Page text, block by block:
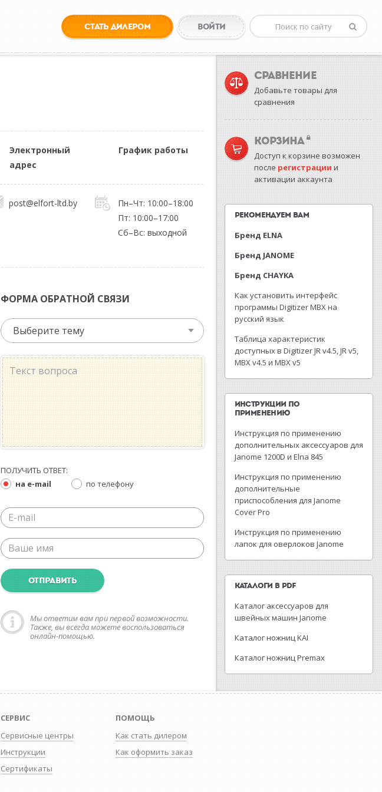
СТАТЬ ДИЛЕРОМ ВОЙТИ
СРАВНЕНИЕ
Добавьте товары для
сравнения
КОРЗИНА
Доступ к корзине возможен
после регистрации и
активации аккаунта
РЕКОМЕНДУЕМ ВАМ
Бренд ELNA
Бренд JANOME
Бренд CHAYKA
Как установить интерфейс
программы Digitizer MBX на
русский язык
Таблица характеристик
доступных в Digitizer JR v4.5, JR v5,
MBX v4.5 и MBX v5
ИНСТРУКЦИИ ПО
ПРИМЕНЕНИЮ
Инструкция по применению
дополнительных аксессуаров для
Janome 1200D и Elna 845
Инструкция по применению
дополнительные
приспособления для Janome
Cover Pro
Инструкция по применению
лапок для оверлоков Janome
КАТАЛОГИ В PDF
Каталог аксессуаров для
швейных машин Janome
Каталог ножниц KAI
Каталог ножниц Premax
Электронный
адрес
График работы
post@elfort-ltd.by
Пн–Чт: 10:00–18:00
Пт: 10:00–17:00
Сб–Вс: выходной
ФОРМА ОБРАТНОЙ СВЯЗИ
Выберите тему
ПОЛУЧИТЬ ОТВЕТ:
на e-mail
по телефону
ОТПРАВИТЬ
Мы ответим вам при первой возможности.
Также, вы всегда можете воспользоваться
онлайн-помощью.
СЕРВИС
Сервисные центры
Инструкции
Сертификаты
ПОМОЩЬ
Как стать дилером
Как оформить заказ